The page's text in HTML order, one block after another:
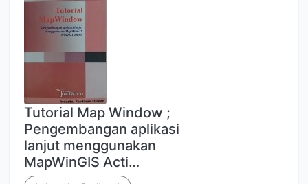
Tutorial Map Window ;
Pengembangan aplikasi
lanjut menggunakan
MapWinGIS Acti…